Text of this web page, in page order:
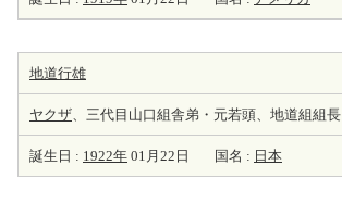
地道行雄
ヤクザ、三代目山口組舎弟・元若頭、地道組組長
誕生日 : 1922年 01月22日 国名 : 日本